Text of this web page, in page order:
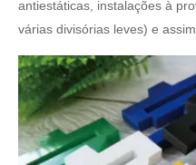
antiestáticas, instalações à
várias divisórias leves) e